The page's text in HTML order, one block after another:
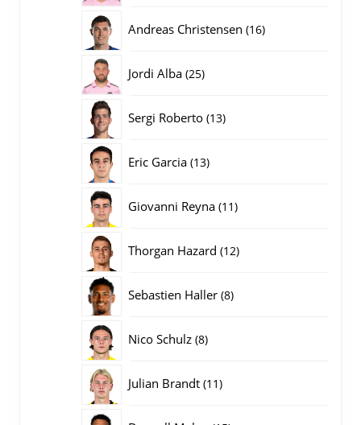
Andreas Christensen 1616
Jordi Alba 2525
Sergi Roberto 1313
Eric Garcia 1313
Giovanni Reyna 1111
Thorgan Hazard 1212
Sebastien Haller 88
Nico Schulz 88
Julian Brandt 1111